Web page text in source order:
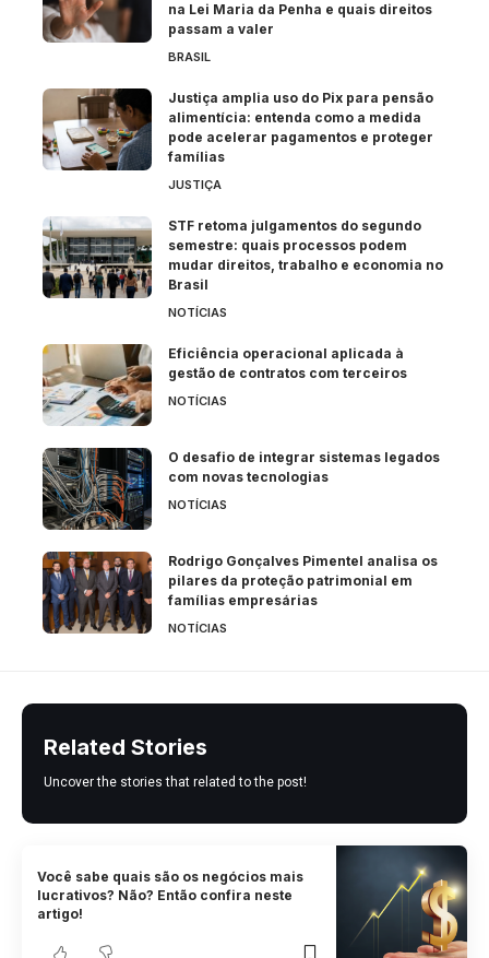
na Lei Maria da Penha e quais direitos
passam a valer
BRASIL
Justiça amplia uso do Pix para pensão
alimentícia: entenda como a medida
pode acelerar pagamentos e proteger
famílias
JUSTIÇA
STF retoma julgamentos do segundo
semestre: quais processos podem
mudar direitos, trabalho e economia no
Brasil
NOTÍCIAS
Eficiência operacional aplicada à
gestão de contratos com terceiros
NOTÍCIAS
O desafio de integrar sistemas legados
com novas tecnologias
NOTÍCIAS
Rodrigo Gonçalves Pimentel analisa os
pilares da proteção patrimonial em
famílias empresárias
NOTÍCIAS
Related Stories
Uncover the stories that related to the post!
Você sabe quais são os negócios mais
lucrativos? Não? Então confira neste
artigo!